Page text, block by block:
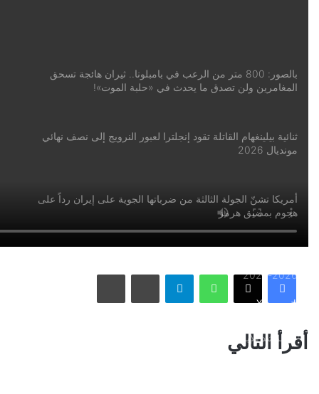
فيسبوك X
واتساب تيلقرام مشاركة عبر البريد طباعة
أقرأ التالي
بالصور: 800 متر من الرعب في بامبلونا.. ثيران هائجة تسحق
المغامرين ولن تصدق ما يحدث في «حلبة الموت»!
ثنائية بيلينغهام القاتلة تقود إنجلترا لعبور النرويج إلى نصف نهائي
مونديال 2026
أمريكا تشنّ الجولة الثالثة من ضرباتها الجوية على إيران رداً على
هجوم بمضيق هرمز
2026-2027
«المرشد الإيراني» يشعل العالم